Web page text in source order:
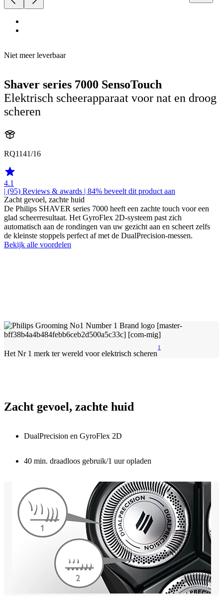
Niet meer leverbaar
Shaver series 7000 SensoTouch
Elektrisch scheerapparaat voor nat en droog
scheren
RQ1141/16
4.1
| (95) Reviews & awards | 84% beveelt dit product aan
Zacht gevoel, zachte huid
De Philips SHAVER series 7000 heeft een zachte touch voor een
glad scheerresultaat. Het GyroFlex 2D-systeem past zich
automatisch aan de rondingen van uw gezicht aan en scheert zelfs
de kleinste stoppels perfect af met de DualPrecision-messen.
Bekijk alle voordelen
Het Nr 1 merk ter wereld voor elektrisch scheren
1
Zacht gevoel, zachte huid
DualPrecision en GyroFlex 2D
40 min. draadloos gebruik/1 uur opladen